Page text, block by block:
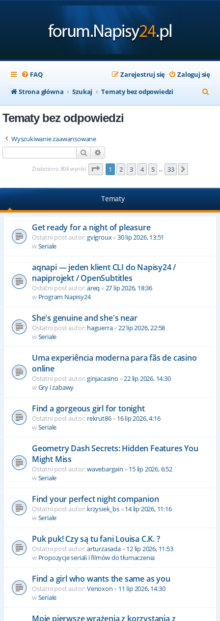
FAQ Zaloguj się
Zarejestruj się
Strona główna
Szukaj Tematy bez odpowiedzi
z
Tematy bez odpowiedzi
Wyszukiwanie zaawansowane
Szukaj
Znaleziono 804 wyniki Strona1 z33
1 2 3 4 5 … 33
Tematy
Get ready for a night of pleasure
Ostatni post autor:gvigroux«30 lip 2026, 13:51
wSeriale
aqnapi — jeden klient CLI do Napisy24 /
napiprojekt / OpenSubtitles
Ostatni post autor:areq « 27 lip 2026, 18:36
w Program Napisy24
She's genuine and she's near
Ostatni post autor: haguerra« 22 lip 2026, 22:58
wSeriale
Uma experiência moderna para fãs de casino
online
Ostatni post autor:ginjacasino «22 lip 2026, 14:30
wGry i zabawy
Find a gorgeous girl for tonight
Ostatni post autor: rekrut86« 16 lip 2026, 4:16
wSeriale
Geometry Dash Secrets: Hidden Features You
Might Miss
Ostatni post autor:wavebargain «15 lip 2026, 6:52
wSeriale
Find your perfect night companion
Ostatni post autor: krzysiek_bs«14 lip 2026, 11:16
wSeriale
Puk puk! Czy są tu fani Louisa C.K. ?
Ostatni post autor:arturzasada«12 lip 2026, 11:53
w Propozycje seriali i filmów do tłumaczenia
Find a girl who wants the same as you
Ostatni post autor:Venoxon« 11 lip 2026, 14:30
wSeriale
Moje pierwsze wrażenia z korzystania z